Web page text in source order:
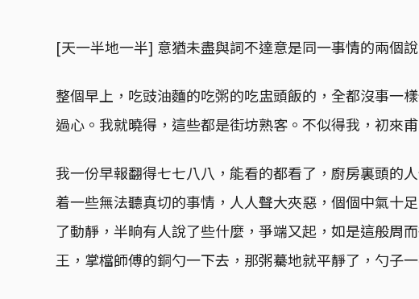
[天一半地一半] 意猶未盡與詞不達意是同一事情的兩個說
整個早上，吃豉油麵的吃粥的吃盅頭飯的，全都沒事一
過心。我就曉得，這些都是街坊熟客。不似得我，初來
我一份早報翻得七七八八，能看的都看了，廚房裏頭的
着一些無法聽真切的事情，人人聲大夾惡，個個中氣十
了動靜，半晌有人說了些什麼，爭端又起，如是這般周
王，掌檔師傅的銅勺一下去，那粥驀地就平靜了，勺子